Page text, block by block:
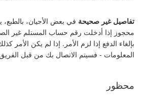
تفاصيل غير صحيحة في بعض الأحيان،
محجوز إذا أدخلت رقم حساب المستلم غير
بإلغاء الدفع إذا لزم الأمر. إذا لم يكن الأمر
المعلومات - فسيتم الاتصال بك من قبل
محظور